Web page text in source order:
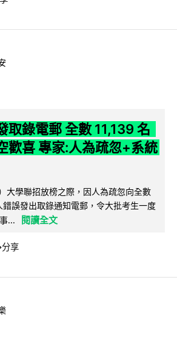
取錄電郵 全數 11,139 名
歡喜 專家:人為疏忽+系統
大學聯招放榜之際，因人為疏忽向全數
誤發出取錄通知電郵，令大批考生一度
...
閱讀全文
分享